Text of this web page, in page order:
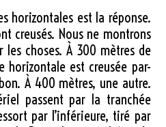
horizontales est la réponse.
creusés. Nous ne montrons
les choses. À 300 mètres de
horizontale est creusée par-
À 400 mètres, une autre.
passent par la tranchée
par l’inférieure, tiré par